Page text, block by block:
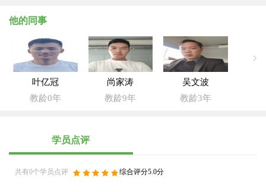
他的同事
叶亿冠
教龄0年
尚家涛
教龄9年
吴文波
教龄3年
学员点评
共有0个学员点评 综合评分5.0分